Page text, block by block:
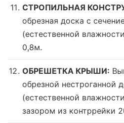
СТРОПИЛЬНАЯ
обрезная доска с
(естественной
0,8м.
ОБРЕШЕТКА КРЫШИ:
обрезной нестроганной
(естественной
зазором из контррейки